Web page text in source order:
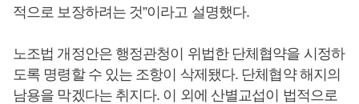
적으로 보장하려는 것”이라고 설명했다.
노조법 개정안은 행정관청이 위법한 단체협약을 시정하
도록 명령할 수 있는 조항이 삭제됐다. 단체협약 해지의
남용을 막겠다는 취지다. 이 외에 산별교섭이 법적으로